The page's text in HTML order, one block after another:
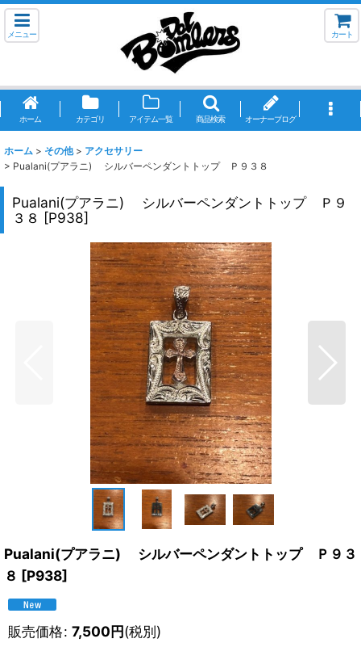
メニュー カート
ホーム カテゴリ アイテム一覧 商品検索 オーナーブログ
ホーム > その他 > アクセサリー
> Pualani(プアラニ) シルバーペンダントトップ Ｐ９３８
Pualani(プアラニ) シルバーペンダントトップ Ｐ９
３８ [P938]
Pualani(プアラニ) シルバーペンダントトップ Ｐ９３
８ [P938]
販売価格: 7,500円(税別)